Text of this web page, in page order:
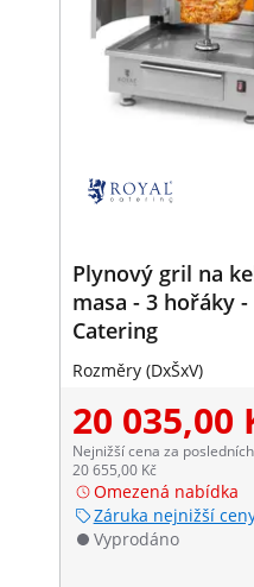
Plynový gril na
masa - 3 hořáky -
Catering
Rozměry (DxŠxV)
20 035,00
Nejnižší cena za
20 655,00 Kč
Omezená nabídka
Záruka nejnižší
Vyprodáno